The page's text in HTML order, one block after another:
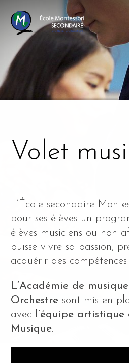
Volet
L’École secondaire
pour ses élèves un
élèves musiciens ou non
puisse vivre sa passion,
acquérir des compétences
L’Académie de
Orchestre sont mis en
avec
l’équipe artistique
Musique.